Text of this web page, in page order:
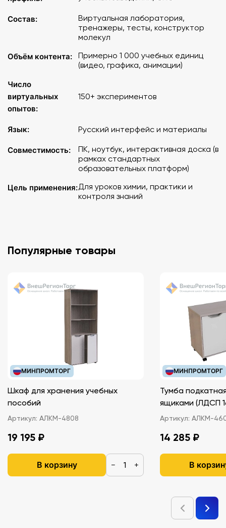
Состав:
Виртуальная лаборатория,
тренажеры, тесты, конструктор
молекул
Объём контента:
Примерно 1 000 учебных единиц
(видео, графика, анимации)
Число
виртуальных
опытов:
150+ экспериментов
Язык: Русский интерфейс и материалы
Совместимость:
ПК, ноутбук, интерактивная доска (в
рамках стандартных
образовательных платформ)
Цель применения:Для уроков химии, практики и
контроля знаний
Популярные товары
МИНПРОМТОРГ
Шкаф для хранения учебных
пособий
Артикул: АЛКМ-4808
19 195 ₽
В корзину − +
МИНПРОМТОРГ
Тумба
ящиками
Артикул: АЛКМ-
14 285 ₽
В